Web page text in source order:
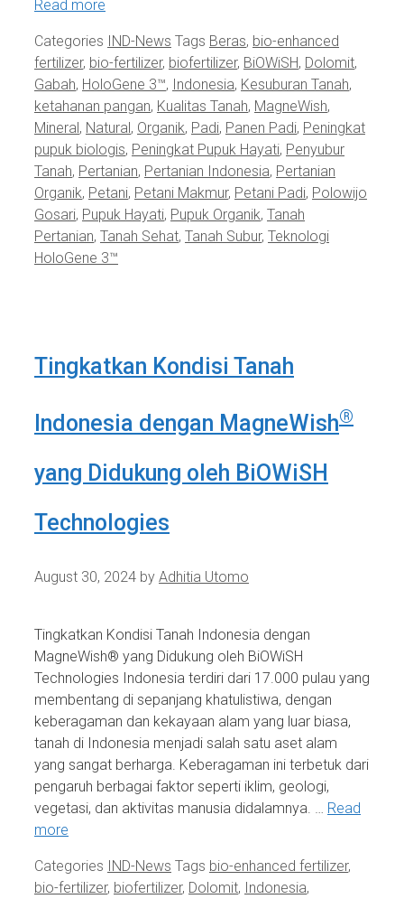
Read more
Categories IND-News Tags Beras, bio-enhanced
fertilizer, bio-fertilizer, biofertilizer, BiOWiSH, Dolomit,
Gabah, HoloGene 3™, Indonesia, Kesuburan Tanah,
ketahanan pangan, Kualitas Tanah, MagneWish,
Mineral, Natural, Organik, Padi, Panen Padi, Peningkat
pupuk biologis, Peningkat Pupuk Hayati, Penyubur
Tanah, Pertanian, Pertanian Indonesia, Pertanian
Organik, Petani, Petani Makmur, Petani Padi, Polowijo
Gosari, Pupuk Hayati, Pupuk Organik, Tanah
Pertanian, Tanah Sehat, Tanah Subur, Teknologi
HoloGene 3™
Tingkatkan Kondisi Tanah
Indonesia dengan MagneWish®
yang Didukung oleh BiOWiSH
Technologies
August 30, 2024 by Adhitia Utomo
Tingkatkan Kondisi Tanah Indonesia dengan
MagneWish® yang Didukung oleh BiOWiSH
Technologies Indonesia terdiri dari 17.000 pulau yang
membentang di sepanjang khatulistiwa, dengan
keberagaman dan kekayaan alam yang luar biasa,
tanah di Indonesia menjadi salah satu aset alam
yang sangat berharga. Keberagaman ini terbetuk dari
pengaruh berbagai faktor seperti iklim, geologi,
vegetasi, dan aktivitas manusia didalamnya. … Read
more
Categories IND-News Tags bio-enhanced fertilizer,
bio-fertilizer, biofertilizer, Dolomit, Indonesia,